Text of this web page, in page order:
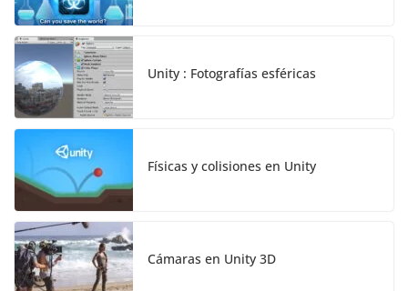
Unity : Fotografías esféricas
Físicas y colisiones en Unity
Cámaras en Unity 3D